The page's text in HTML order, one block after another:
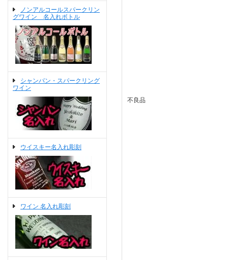
ノンアルコールスパークリン
グワイン 名入れボトル
シャンパン・スパークリング
ワイン
ウイスキー名入れ彫刻
ワイン 名入れ彫刻
不良品